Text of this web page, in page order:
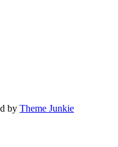
by Theme Junkie